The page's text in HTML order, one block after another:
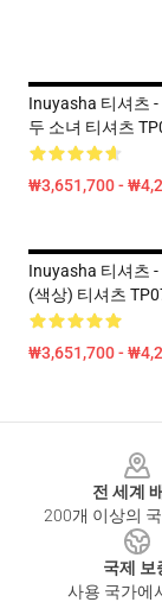
Inuyasha 티셔츠
두 소녀 티셔츠
₩3,651,700 -
Inuyasha 티셔츠 -
(색상) 티셔츠
₩3,651,700 -
전 세계
200개 이상의
국제 보
사용 국가에